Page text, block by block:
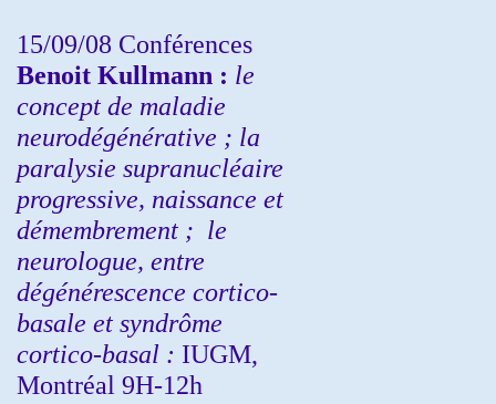
15/09/08 Conférences
Benoit Kullmann : le
concept de maladie
neurodégénérative ; la
paralysie supranucléaire
progressive, naissance et
démembrement ; le
neurologue, entre
dégénérescence cortico-
basale et syndrôme
cortico-basal : IUGM,
Montréal 9H-12h